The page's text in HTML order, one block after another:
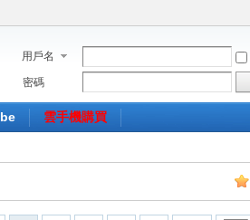
用戶名
密碼
雲手機購買